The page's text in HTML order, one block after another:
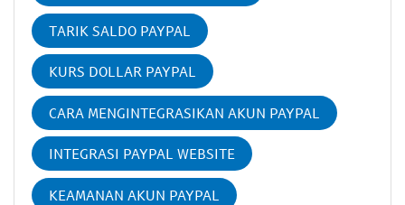
TARIK SALDO PAYPAL
KURS DOLLAR PAYPAL
CARA MENGINTEGRASIKAN AKUN PAYPAL
INTEGRASI PAYPAL WEBSITE
KEAMANAN AKUN PAYPAL